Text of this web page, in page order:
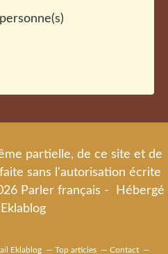
partielle, de ce site et de
sans l'autorisation écrite
Parler français - Hébergé
Eklablog
Eklablog Top articles Contact